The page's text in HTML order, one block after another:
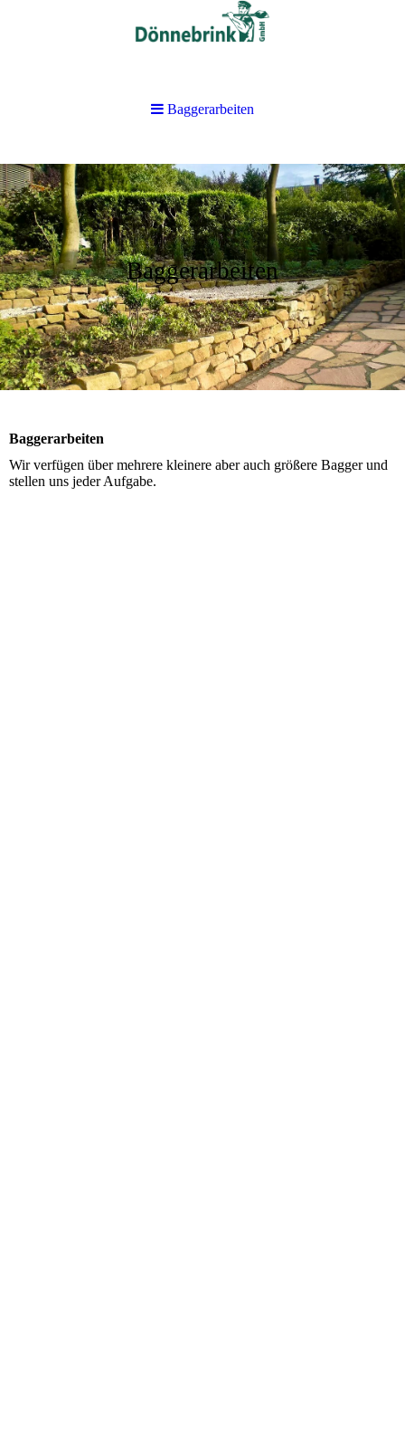
Baggerarbeiten
Baggerarbeiten
Wir verfügen über mehrere kleinere aber auch größere Bagger und
stellen uns jeder Aufgabe.
Baggerarbeiten